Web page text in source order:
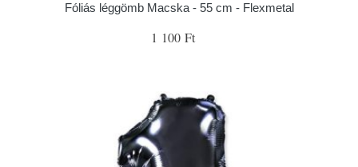
Fóliás léggömb Macska - 55 cm - Flexmetal
1 100 Ft